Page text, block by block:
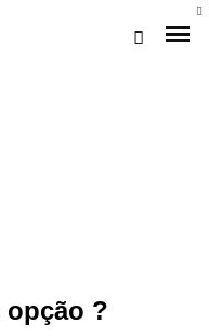
opção ?